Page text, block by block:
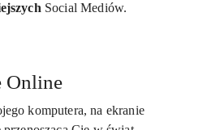
Social Mediów.
Online
komputera, na ekranie